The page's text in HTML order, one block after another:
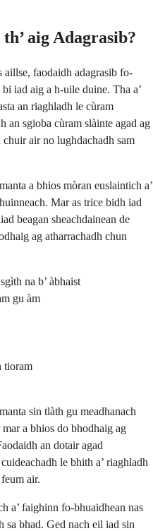
aig Adagrasib?
faodaidh adagrasib fo-
iad aig a h-uile duine. Tha a’
an riaghladh le cùram
an sgioba cùram slàinte agad ag
air no lughdachadh sam
a bhios mòran euslaintich a’
Mar as trice bidh iad
beagan sheachdainean de
ag atharrachadh chun
na b’ àbhaist
gu àm
tioram
sin tlàth gu meadhanach
a bhios do bhodhaig ag
an dotair agad
le bhith a’ riaghladh
air.
a’ faighinn fo-bhuaidhean nas
sa bhad. Ged nach eil iad sin